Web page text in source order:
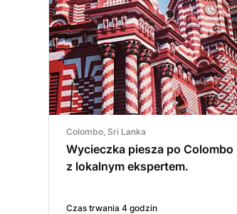
Colombo, Sri Lanka
Wycieczka piesza po Colombo
z lokalnym ekspertem.
Czas trwania 4 godzin